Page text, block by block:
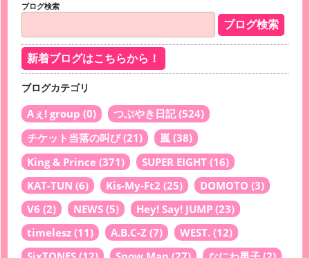
ブログ検索
新着ブログはこちらから！
ブログカテゴリ
Aぇ! group (0) つぶやき日記(524)
チケット当落の叫び(21) 嵐 (38)
King & Prince (371) SUPER EIGHT (16)
KAT-TUN (6) Kis-My-Ft2 (25) DOMOTO (3)
V6 (2) NEWS (5) Hey! Say! JUMP (23)
timelesz (11) A.B.C-Z (7) WEST. (12)